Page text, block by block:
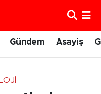
Gündem Asayiş